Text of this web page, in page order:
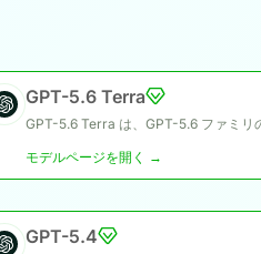
GPT-5.6 Terra
モデルページを開く →
GPT-5.4